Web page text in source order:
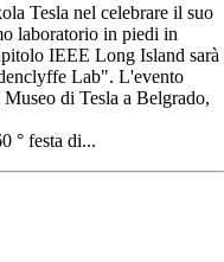
Tesla nel celebrare il suo
laboratorio in piedi in
IEEE Long Island sarà
Lab". L'evento
di Tesla a Belgrado,
° festa di...